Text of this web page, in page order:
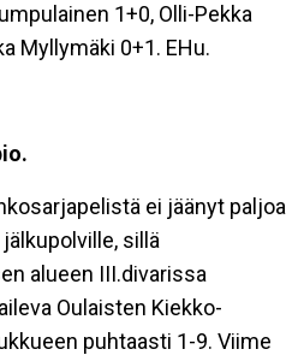
1+0, Olli-Pekka
Myllymäki 0+1. EHu.
ei jäänyt paljoa
sillä
alueen III.divarissa
Oulaisten Kiekko-
puhtaasti 1-9. Viime